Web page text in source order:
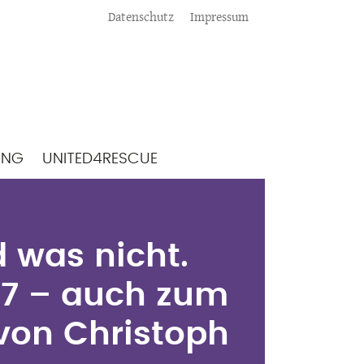
Meta
Datenschutz Impressum
UNITED4RESCUE
– auch zum
Christoph
was nicht.
– auch zum
Christoph